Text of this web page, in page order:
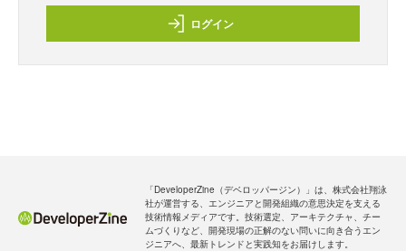
ログイン
「DeveloperZine（デベロッパージン）」は、株式会社翔泳
社が運営する、エンジニアと開発組織の意思決定を支える
技術情報メディアです。技術選定、アーキテクチャ、チー
ムづくりなど、開発現場の正解のない問いに向き合うエン
ジニアへ、最新トレンドと実践知をお届けします。